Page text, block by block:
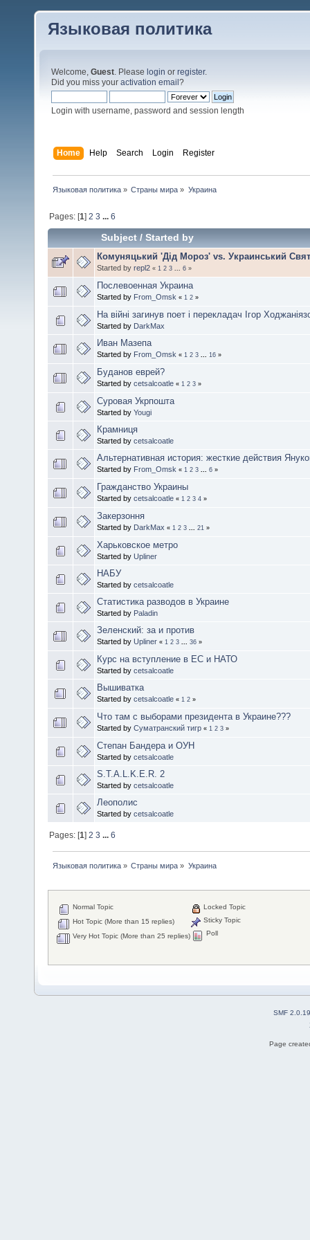
Языковая политика
Welcome, Guest. Please login or register.
Did you miss your activation email ?
Login with username, password and session length
Home Help Search Login Register
Языковая политика» Страны мира » Украина
Pages: [1]2 3 ...6
Subject/ Started by
Комуняцький 'Дід Мороз' vs. Украинський
Started by repl2 « 1 2 3 ... 6 »
Послевоенная Украина
Started by From_Omsk « 1 2 »
На війні загинув поет і перекладач Ігор
Started by DarkMax
Иван Мазепа
Started by From_Omsk « 1 2 3 ... 16 »
Буданов еврей?
Started by cetsalcoatle « 1 2 3 »
Суровая Укрпошта
Started by Yougi
Крамниця
Started by cetsalcoatle
Альтернативная история: жесткие действия
Started by From_Omsk « 1 2 3 ... 6 »
Гражданство Украины
Started by cetsalcoatle « 1 2 3 4 »
Закерзоння
Started by DarkMax « 1 2 3 ... 21 »
Харьковское метро
Started by Upliner
НАБУ
Started by cetsalcoatle
Статистика разводов в Украине
Started by Paladin
Зеленский: за и против
Started by Upliner « 1 2 3 ... 36 »
Курс на вступление в ЕС и НАТО
Started by cetsalcoatle
Вышиватка
Started by cetsalcoatle « 1 2 »
Что там с выборами президента в Украине???
Started by Суматранский тигр « 1 2 3 »
Степан Бандера и ОУН
Started by cetsalcoatle
S.T.A.L.K.E.R. 2
Started by cetsalcoatle
Леополис
Started by cetsalcoatle
Pages: [1]2 3 ...6
Языковая политика» Страны мира » Украина
Normal Topic
Hot Topic (More than 15 replies)
Very Hot Topic (More than 25 replies)
Locked Topic
Sticky Topic
Poll
SMF 2.0.19
Page